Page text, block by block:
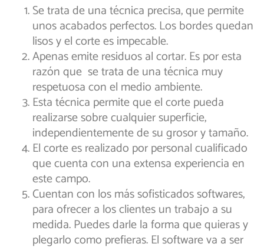
Se trata de una técnica precisa, que permite
unos acabados perfectos. Los bordes quedan
lisos y el corte es impecable.
Apenas emite residuos al cortar. Es por esta
razón que se trata de una técnica muy
respetuosa con el medio ambiente.
Esta técnica permite que el corte pueda
realizarse sobre cualquier superficie,
independientemente de su grosor y tamaño.
El corte es realizado por personal cualificado
que cuenta con una extensa experiencia en
este campo.
Cuentan con los más sofisticados softwares,
para ofrecer a los clientes un trabajo a su
medida. Puedes darle la forma que quieras y
plegarlo como prefieras. El software va a ser